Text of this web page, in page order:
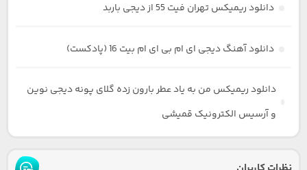
دانلود ریمیکس تهران فیت 55 از دیجی باربد
دانلود آهنگ دیجی ای ام بی ای ام بیت 16 (پادکست)
دانلود ریمیکس من به یاد عطر بارون زده گلای پونه دیجی نوین
و آرسیس الکترونیک قمیشی